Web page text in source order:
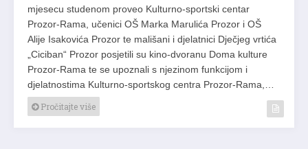
mjesecu studenom proveo Kulturno-sportski centar
Prozor-Rama, učenici OŠ Marka Marulića Prozor i OŠ
Alije Isakovića Prozor te mališani i djelatnici Dječjeg vrtića
„Ciciban“ Prozor posjetili su kino-dvoranu Doma kulture
Prozor-Rama te se upoznali s njezinom funkcijom i
djelatnostima Kulturno-sportskog centra Prozor-Rama,…
Pročitajte više